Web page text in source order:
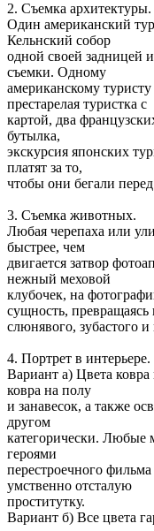
2. Съемка архитектуры.
Один американский
Кельнский собор
одной своей задницей
съемки. Одному
американскому
престарелая туристка с
картой, два
бутылка,
экскурсия японских
платят за то,
чтобы они бегали
3. Съемка животных.
Любая черепаха или
быстрее, чем
двигается затвор
нежный меховой
клубочек, на
сущность, превращаясь
слюнявого, зубастого
4. Портрет в интерьере.
Вариант а) Цвета ковра
ковра на полу
и занавесок, а также
другом
категорически. Любые
героями
перестроечного
умственно отсталую
проститутку.
Вариант б) Все цвета